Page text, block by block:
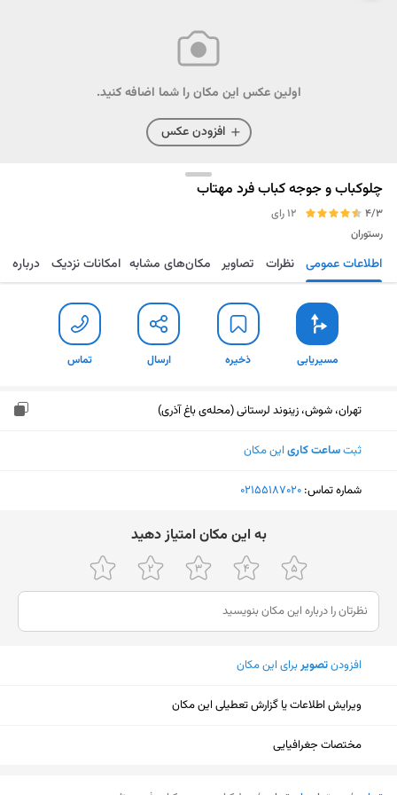
اولین عکس این مکان را شما اضافه کنید.
افزودن عکس
چلوکباب و جوجه کباب فرد مهتاب
4/3
12 رای
رستوران
مسیریابی ذخیره ارسال تماس اطلاعات عمومی نظرات تصاویر مکان‌های مشابه امکانات نزدیک درباره
مسیریابی ذخیره ارسال تماس
تهران، شوش، زینوند لرستانی (محله‌ی باغ آذری)
ثبتساعت کاری این مکان
شماره تماس: ‎02155187020
ﺑﻪ اﯾﻦ ﻣﮑﺎن اﻣﺘﯿﺎز دﻫﯿﺪ
افزودنتصویربرای این مکان
ویرایش اطلاعات یا گزارش تعطیلی این مکان
مختصات جغرافیایی